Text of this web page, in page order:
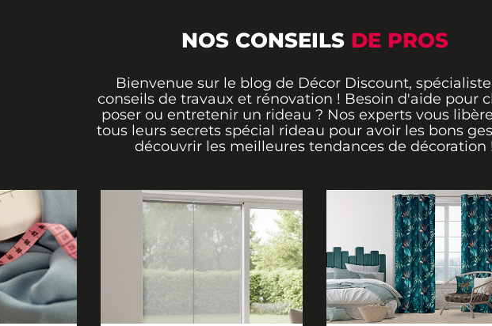
NOS CONSEILS DE PROS
Bienvenue sur le blog de Décor Discount,
conseils de travaux et rénovation ! Besoin d'aide pour
poser ou entretenir un rideau ? Nos experts vous
tous leurs secrets spécial rideau pour avoir les bons
découvrir les meilleures tendances de décoration